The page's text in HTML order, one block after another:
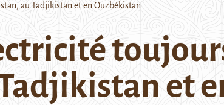
au Tadjikistan et en Ouzbékistan
et